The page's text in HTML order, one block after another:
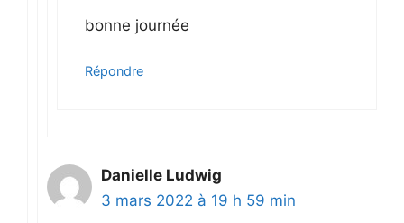
bonne journée
Répondre
Danielle Ludwig
3 mars 2022 à 19 h 59 min